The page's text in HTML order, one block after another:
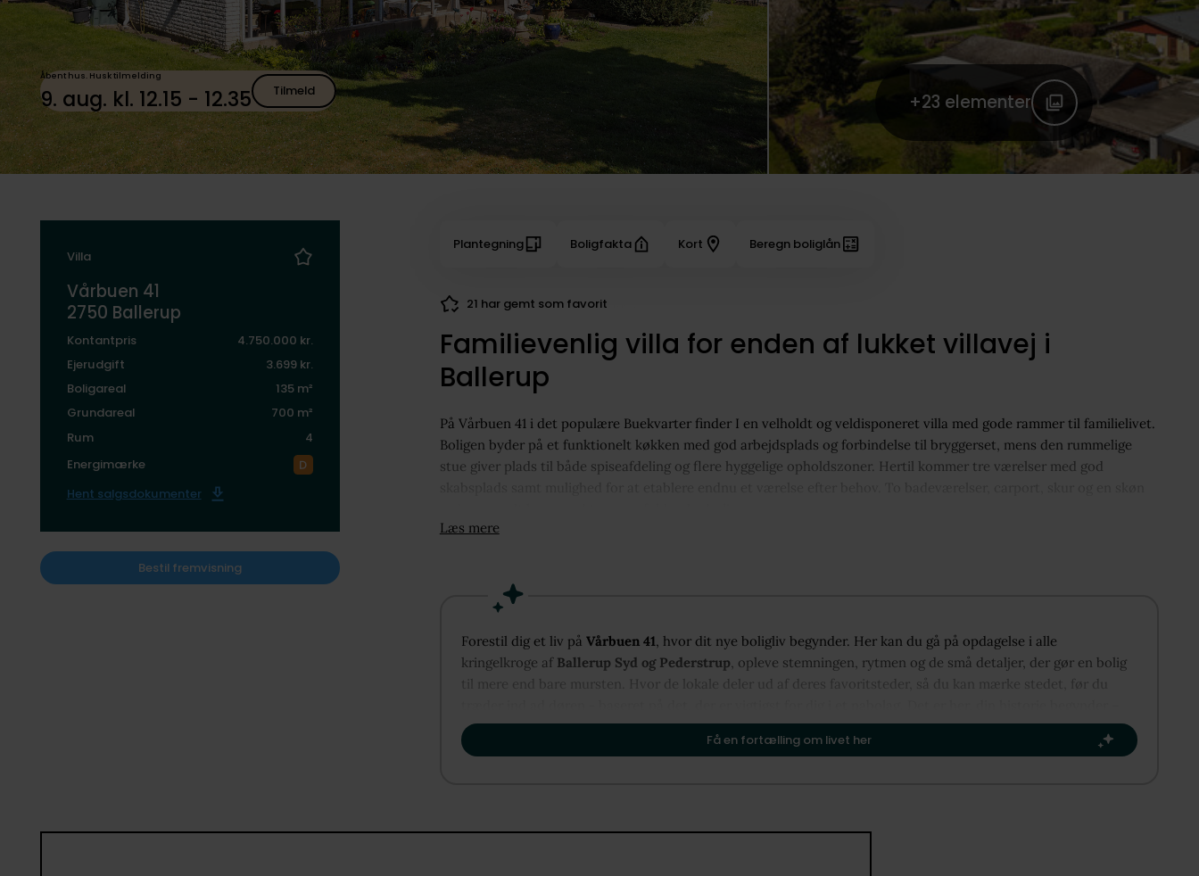
+23 elementer
Åbent hus. Husk tilmelding
9. aug. kl. 12.15 - 12.35 Tilmeld
Villa
Vårbuen 41
2750 Ballerup
Kontantpris
4.750.000 kr.
Ejerudgift
3.699 kr.
Boligareal
135 m²
Grundareal
700 m²
Rum
4
Energimærke
Hent salgsdokumenter
Bestil fremvisning
Plantegning Boligfakta Kort Beregn boliglån
21 har gemt som favorit
Familievenlig villa for enden af lukket villavej i
Ballerup
På Vårbuen 41 i det populære Buekvarter finder I en velholdt og veldisponeret villa med gode rammer til familielivet.
Boligen byder på et funktionelt køkken med god arbejdsplads og forbindelse til bryggerset, mens den rummelige
stue giver plads til både spiseafdeling og flere hyggelige opholdszoner. Hertil kommer tre værelser med god
Læs mere
Forestil dig et liv påVårbuen 41 , hvor dit nye boligliv begynder. Her kan du gå på opdagelse i alle
kringelkroge af Ballerup Syd og Pederstrup , opleve stemningen, rytmen og de små detaljer, der gør en bolig
til mere end bare mursten. Hvor de lokale deler ud af deres favoritsteder, så du kan mærke stedet, før du
og vi glæder os til at vise dig, hvordan Ballerup Syd og Pederstrup kan danne rammen om dit næste kapitel.​
Få en fortælling om livet her